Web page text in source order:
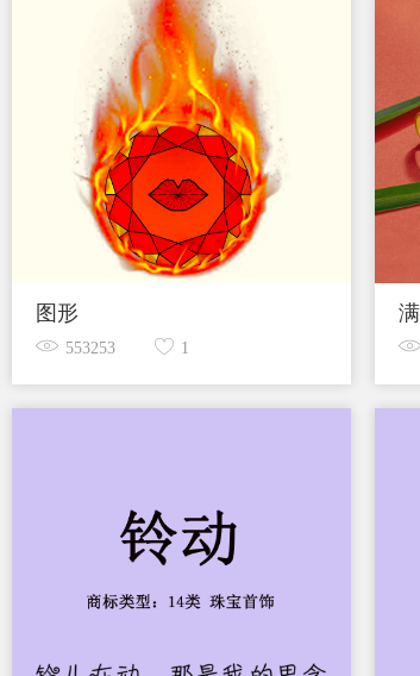
图形
553253 1